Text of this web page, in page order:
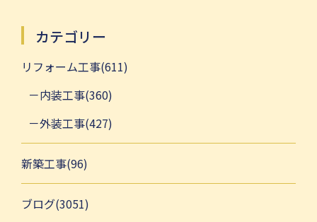
カテゴリー
リフォーム工事(611)
内装工事(360)
外装工事(427)
新築工事(96)
ブログ(3051)